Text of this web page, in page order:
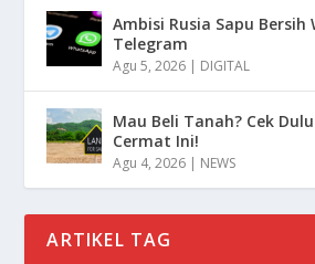
Ambisi Rusia Sapu Bersih
Telegram
Agu 5, 2026 | DIGITAL
Mau Beli Tanah? Cek
Cermat Ini!
Agu 4, 2026 | NEWS
ARTIKEL TAG